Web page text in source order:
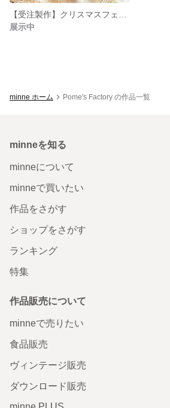
展示中
minne ホーム Pome's Factory の作品一覧
minneを知る
minneについて
minneで買いたい
作品をさがす
ショップをさがす
ランキング
特集
作品販売について
minneで売りたい
食品販売
ヴィンテージ販売
ダウンロード販売